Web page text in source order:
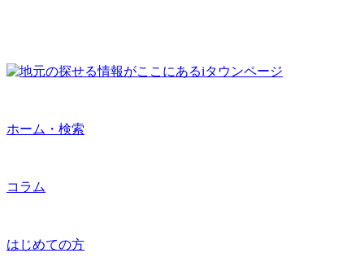
ホーム・検索
コラム
はじめての方